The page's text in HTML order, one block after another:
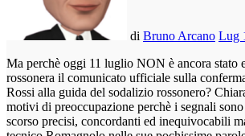
di Bruno Arcano Lug
Ma perchè oggi 11 luglio NON è ancora stato emesso dalla società
rossonera il comunicato ufficiale sulla
Rossi alla guida del sodalizio rossonero?
motivi di preoccupazione perchè i segnali
scorso precisi, concordanti ed inequivocabili